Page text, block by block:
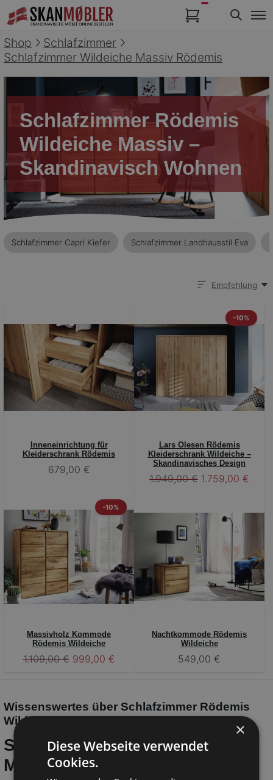
Artikel im Warenkorb
Shop
Schlafzimmer
Schlafzimmer Wildeiche Massiv Rödemis
Schlafzimmer Rödemis
Wildeiche Massiv –
Skandinavisch Wohnen
Schlafzimmer Capri Kiefer Schlafzimmer Landhausstil Eva
Empfehlung
Inneneinrichtung für
Kleiderschrank Rödemis
679,00 €
-10%
Lars Olesen Rödemis
Kleiderschrank Wildeiche –
Skandinavisches Design
1.949,00 € 1.759,00 €
-10%
Massivholz Kommode
Rödemis Wildeiche
1.109,00 € 999,00 €
Nachtkommode Rödemis
Wildeiche
549,00 €
Wissenswertes über Schlafzimmer Rödemis
Wildeiche Massiv – Skandinavisch Wohnen
Schlafzimmer Rödemis: Dein
Massivholz-Traum
×
Diese Webseite verwendet
Cookies.